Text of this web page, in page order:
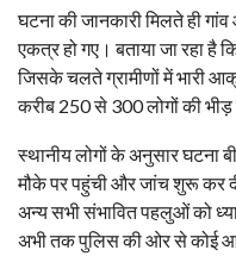
घटना की जानकारी मिलते ही
एकत्र हो गए। बताया जा रहा है
जिसके चलते ग्रामीणों में भारी
करीब 250 से 300 लोगों की भीड़
स्थानीय लोगों के अनुसार घटना
मौके पर पहुंची और जांच शुरू कर
अन्य सभी संभावित पहलुओं को
अभी तक पुलिस की ओर से कोई